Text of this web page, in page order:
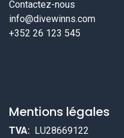
Contactez-nous
info@divewinns.com
+352 26 123 545
Mentions légales
TVA: LU28669122